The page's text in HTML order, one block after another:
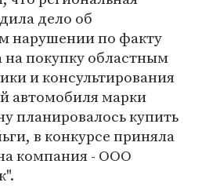
дело об
нарушении по факту
на покупку областным
и консультирования
автомобиля марки
планировалось купить
в конкурсе приняла
компания - ООО